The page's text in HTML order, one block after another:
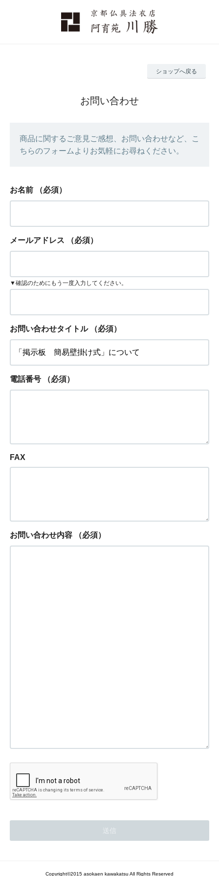
ショップへ戻る
お問い合わせ
商品に関するご意見ご感想、お問い合わせなど、こ
ちらのフォームよりお気軽にお尋ねください。
お名前 （必須）
メールアドレス （必須）
▼確認のためにもう一度入力してください。
お問い合わせタイトル （必須）
電話番号 （必須）
FAX
お問い合わせ内容 （必須）
Copyright©2015 asokaen kawakatsu All Rights Reserved